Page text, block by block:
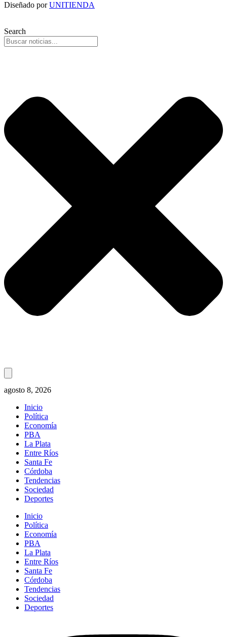
Diseñado porUNITIENDA
Search
agosto 8, 2026
Inicio
Política
Economía
PBA
La Plata
Entre Ríos
Santa Fe
Córdoba
Tendencias
Sociedad
Deportes
Inicio
Política
Economía
PBA
La Plata
Entre Ríos
Santa Fe
Córdoba
Tendencias
Sociedad
Deportes